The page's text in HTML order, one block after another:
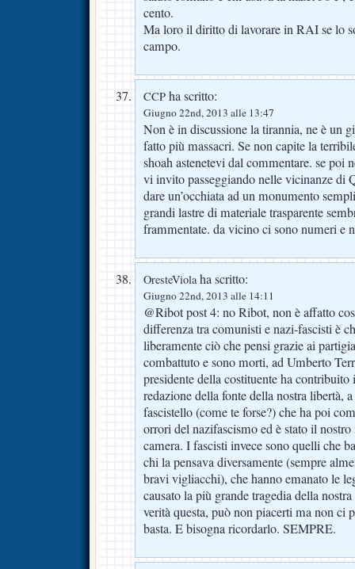
cento.
Ma loro il diritto di lavorare in RAI se lo
campo.
CCP ha scritto:
Giugno 22nd, 2013 alle 13:47
Non è in discussione la tirannia, ne è un
fatto più massacri. Se non capite la
shoah astenetevi dal commentare. se poi
vi invito passeggiando nelle vicinanze di
dare un’occhiata ad un monumento
grandi lastre di materiale trasparente
frammentate. da vicino ci sono numeri e
OresteViolaha scritto:
Giugno 22nd, 2013 alle 14:11
@Ribot post 4: no Ribot, non è affatto
differenza tra comunisti e nazi-fascisti è
liberamente ciò che pensi grazie ai
combattuto e sono morti, ad Umberto
presidente della costituente ha
redazione della fonte della nostra libertà,
fascistello (come te forse?) che ha poi
orrori del nazifascismo ed è stato il
camera. I fascisti invece sono quelli che
chi la pensava diversamente (sempre
bravi vigliacchi), che hanno emanato le
causato la più grande tragedia della
verità questa, può non piacerti ma non ci
basta. E bisogna ricordarlo. SEMPRE.